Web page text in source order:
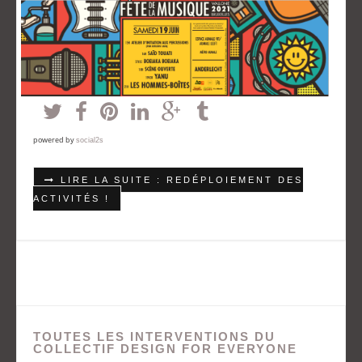
powered by social2s
LIRE LA SUITE : REDÉPLOIEMENT DES
ACTIVITÉS !
TOUTES LES INTERVENTIONS DU
COLLECTIF DESIGN FOR EVERYONE